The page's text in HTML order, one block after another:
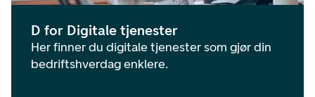
D for Digitale tjenester
Her finner du digitale tjenester som gjør din
bedriftshverdag enklere.